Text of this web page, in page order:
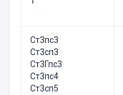
Ст3пс3
Ст3сп3
Ст3Гпс3
Ст3пс4
Ст3сп5